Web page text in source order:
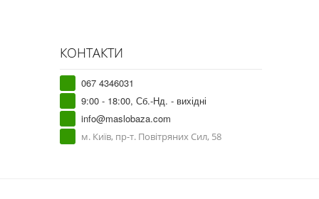
КОНТАКТИ
067 4346031
9:00 - 18:00, Сб.-Нд. - вихідні
info@maslobaza.com
м. Київ, пр-т. Повітряних Сил, 58